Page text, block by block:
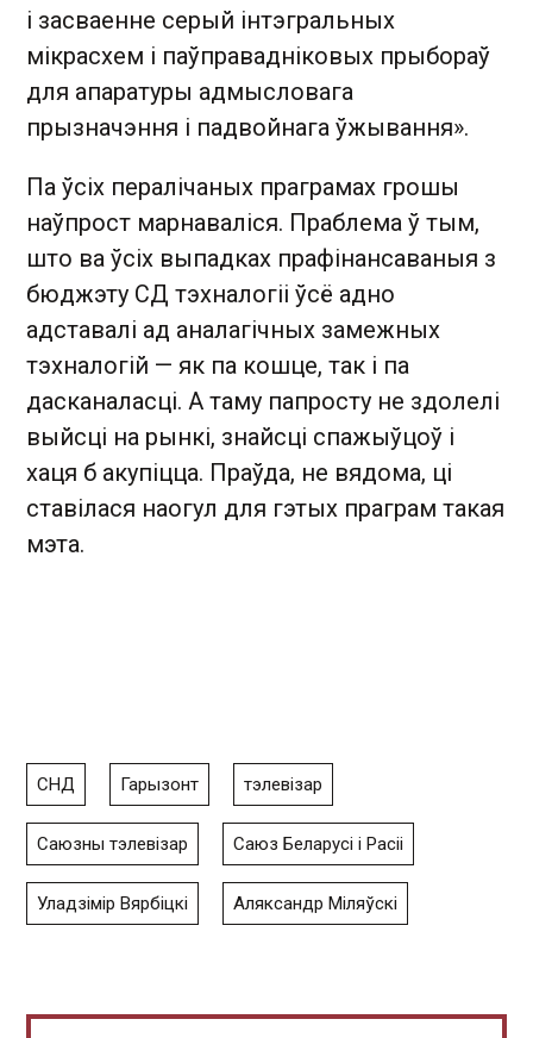
і засваенне серый інтэгральных
мікрасхем і паўправадніковых прыбораў
для апаратуры адмысловага
прызначэння і падвойнага ўжывання».
Па ўсіх пералічаных праграмах грошы
наўпрост марнаваліся. Праблема ў тым,
што ва ўсіх выпадках прафінансаваныя з
бюджэту СД тэхналогіі ўсё адно
адставалі ад аналагічных замежных
тэхналогій — як па кошце, так і па
дасканаласці. А таму папросту не здолелі
выйсці на рынкі, знайсці спажыўцоў і
хаця б акупіцца. Праўда, не вядома, ці
ставілася наогул для гэтых праграм такая
мэта.
СНД Гарызонт тэлевізар
Саюзны тэлевізар Саюз Беларусі і Расіі
Уладзімір Вярбіцкі Аляксандр Міляўскі